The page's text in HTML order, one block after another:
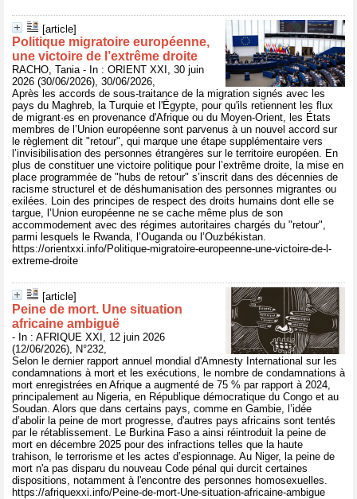
[article]
Politique migratoire européenne,
une victoire de l’extrême droite
RACHO, Tania - In : ORIENT XXI, 30 juin
2026 (30/06/2026), 30/06/2026,
Après les accords de sous-traitance de la migration signés avec les
pays du Maghreb, la Turquie et l'Égypte, pour qu'ils retiennent les flux
de migrant·es en provenance d'Afrique ou du Moyen-Orient, les États
membres de l’Union européenne sont parvenus à un nouvel accord sur
le règlement dit "retour", qui marque une étape supplémentaire vers
l’invisibilisation des personnes étrangères sur le territoire européen. En
plus de constituer une victoire politique pour l’extrême droite, la mise en
place programmée de "hubs de retour" s’inscrit dans des décennies de
racisme structurel et de déshumanisation des personnes migrantes ou
exilées. Loin des principes de respect des droits humains dont elle se
targue, l’Union européenne ne se cache même plus de son
accommodement avec des régimes autoritaires chargés du "retour",
parmi lesquels le Rwanda, l’Ouganda ou l’Ouzbékistan.
https://orientxxi.info/Politique-migratoire-europeenne-une-victoire-de-l-
extreme-droite
[article]
Peine de mort. Une situation
africaine ambiguë
- In : AFRIQUE XXI, 12 juin 2026
(12/06/2026), N°232,
Selon le dernier rapport annuel mondial d'Amnesty International sur les
condamnations à mort et les exécutions, le nombre de condamnations à
mort enregistrées en Afrique a augmenté de 75 % par rapport à 2024,
principalement au Nigeria, en République démocratique du Congo et au
Soudan. Alors que dans certains pays, comme en Gambie, l’idée
d’abolir la peine de mort progresse, d'autres pays africains sont tentés
par le rétablissement. Le Burkina Faso a ainsi réintroduit la peine de
mort en décembre 2025 pour des infractions telles que la haute
trahison, le terrorisme et les actes d’espionnage. Au Niger, la peine de
mort n'a pas disparu du nouveau Code pénal qui durcit certaines
dispositions, notamment à l'encontre des personnes homosexuelles.
https://afriquexxi.info/Peine-de-mort-Une-situation-africaine-ambigue